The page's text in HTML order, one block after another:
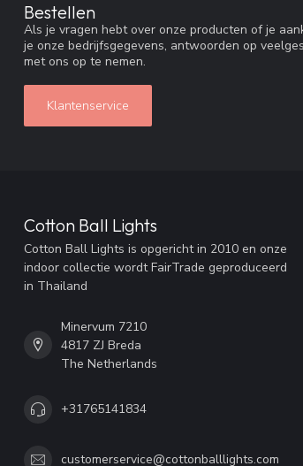
Bestellen
Als je vragen hebt over onze producten of je
je onze bedrijfsgegevens, antwoorden op
met ons op te nemen.
Klantenservice
Cotton Ball Lights
Cotton Ball Lights is opgericht in 2010 en onze
indoor collectie wordt FairTrade geproduceerd
in Thailand
Minervum 7210
4817 ZJ Breda
The Netherlands
+31765141834
customerservice@cottonballlights.com